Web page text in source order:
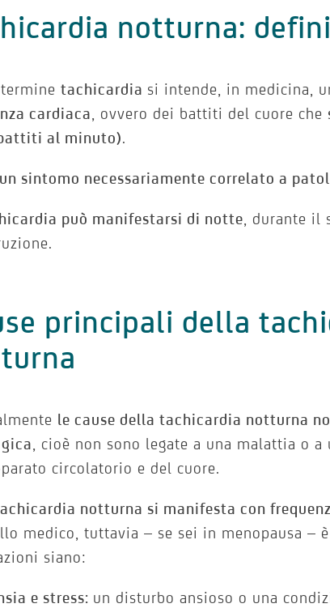
notturna:
tachicardia si intende, in medicina,
cardiaca
, ovvero dei battiti del cuore che
al minuto).
sintomo necessariamente correlato a
può manifestarsi di notte , durante il
principali della
le cause della tachicardia notturna
, cioè non sono legate a una malattia o
circolatorio e del cuore.
notturna si manifesta con
medico, tuttavia – se sei in menopausa –
siano:
e stress: un disturbo ansioso o una